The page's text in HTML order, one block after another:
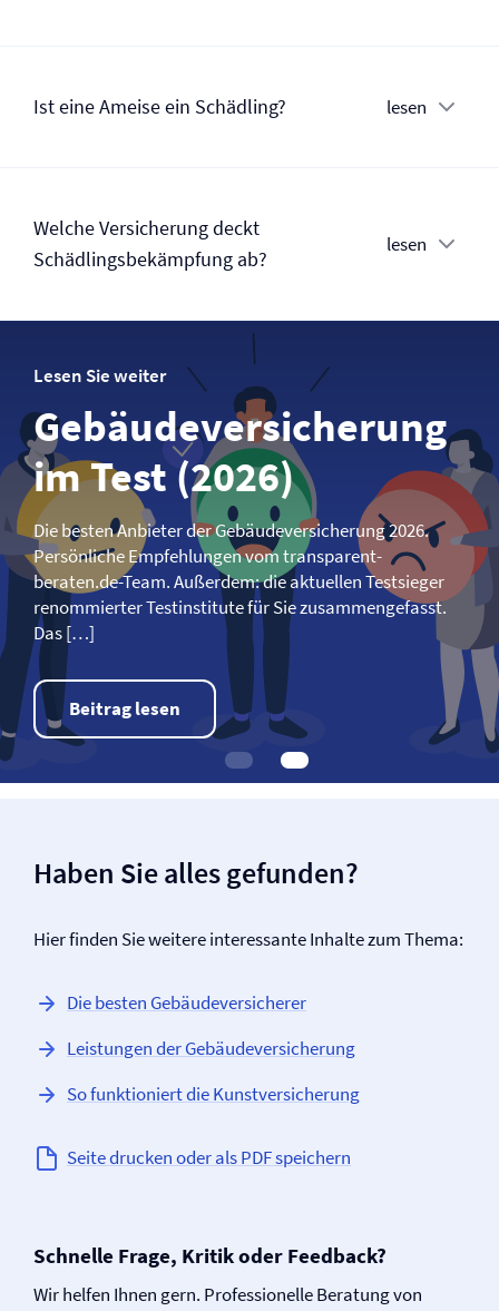
Ist eine Ameise ein Schädling? lesen
Welche Versicherung deckt
Schädlingsbekämpfung ab?
lesen
Lesen Sie weiter
Gebäude­­versicherung
im Test (2026)
Die besten Anbieter der Gebäude­­versicherung 2026.
Persönliche Empfehlungen vom transparent-
beraten.de-Team. Außerdem: die aktuellen Testsieger
renommierter Testinstitute für Sie zusammengefasst.
Das […]
Beitrag lesen
Haben Sie alles gefunden?
Hier finden Sie weitere interessante Inhalte zum Thema:
Die besten Gebäude­versicherer
Leistungen der Gebäude­versicherung
So funktioniert die Kunst­versicherung
Seite drucken oder als PDF speichern
Schnelle Frage, Kritik oder Feedback?
Wir helfen Ihnen gern. Professionelle Beratung von